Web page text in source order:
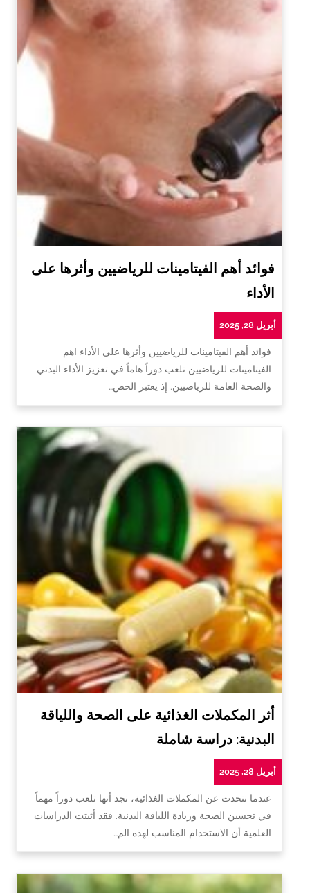
فوائد أهم الفيتامينات للرياضيين وأثرها على
الأداء
أبريل 28, 2025
فوائد أهم الفيتامينات للرياضيين وأثرها على الأداء اهم
الفيتامينات للرياضيين تلعب دوراً هاماً في تعزيز الأداء البدني
والصحة العامة للرياضيين. إذ يعتبر الحص…
أثر المكملات الغذائية على الصحة واللياقة
البدنية: دراسة شاملة
أبريل 28, 2025
عندما نتحدث عن المكملات الغذائية، نجد أنها تلعب دوراً مهماً
في تحسين الصحة وزيادة اللياقة البدنية. فقد أثبتت الدراسات
العلمية أن الاستخدام المناسب لهذه الم…